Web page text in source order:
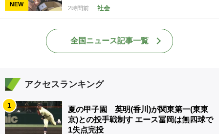
NEW
2時間前 社会
全国ニュース記事一覧
アクセスランキング
1
夏の甲子園 英明(香川)が関東第一(東東
京)との投手戦制す エース冨岡は無四球で
1失点完投